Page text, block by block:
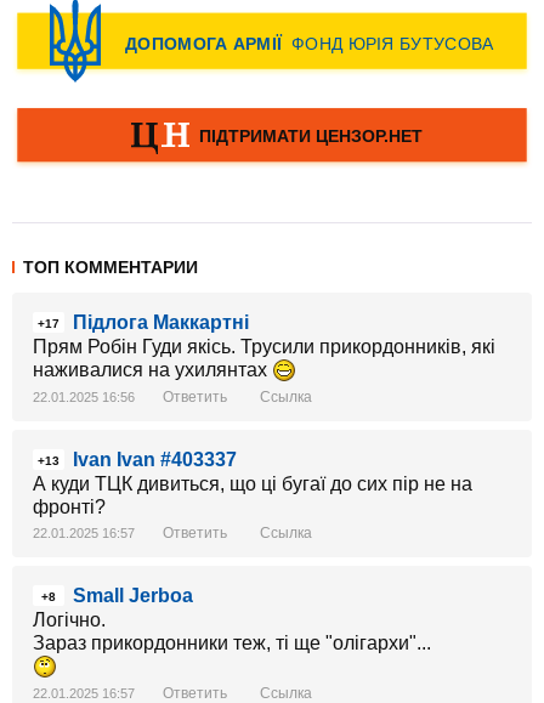
ТОП КОММЕНТАРИИ
+17
Підлога Маккартні
Прям Робін Гуди якісь. Трусили прикордонників, які
наживалися на ухилянтах
22.01.2025 16:56 Ответить Ссылка
+13
Ivan Ivan #403337
А куди ТЦК дивиться, що ці бугаї до сих пір не на
фронті?
22.01.2025 16:57 Ответить Ссылка
+8
Small Jerboa
Логічно.
Зараз прикордонники теж, ті ще "олігархи"...
22.01.2025 16:57 Ответить Ссылка